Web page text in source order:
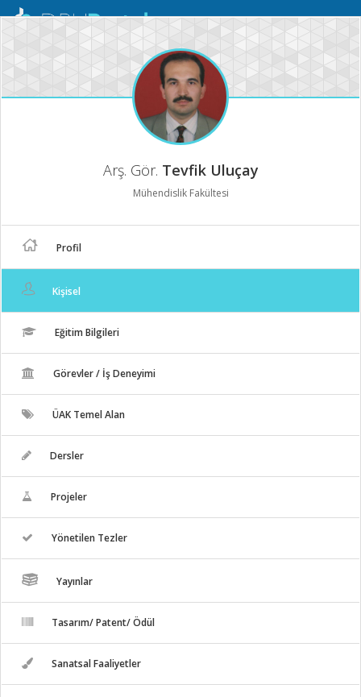
Mobil
Arş. Gör. Tevfik Uluçay
Mühendislik Fakültesi
Profil
Kişisel
Eğitim Bilgileri
Görevler / İş Deneyimi
ÜAK Temel Alan
Dersler
Projeler
Yönetilen Tezler
Yayınlar
Tasarım/ Patent/ Ödül
Sanatsal Faaliyetler